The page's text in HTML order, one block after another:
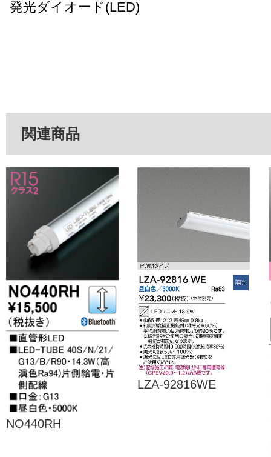
発光ダイオード(LED)
関連商品
NO440RH
LZA-92816WE